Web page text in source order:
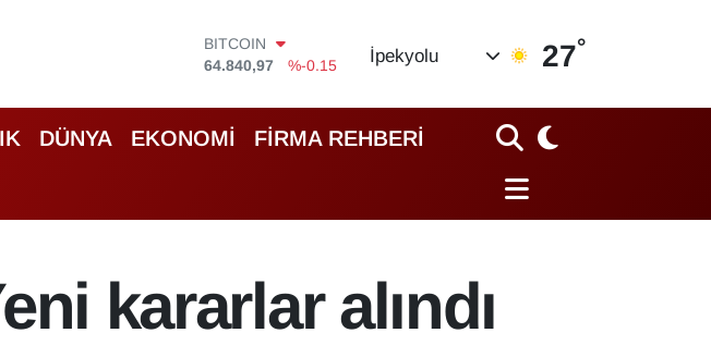
DOLAR
47,7436
%0.18
55,2510
%0.32
STERLİN
64,4811
%0.38
BİST100
64.840,97
İpekyolu 27°
DÜNYA EKONOMİ FİRMA REHBERİ
kararlar alındı